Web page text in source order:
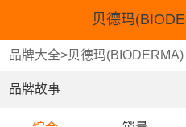
贝德玛
品牌大全>贝德玛(BIODERMA)
品牌故事